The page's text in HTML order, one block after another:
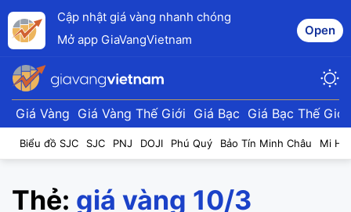
Cập nhật giá vàng nhanh chóng
Mở app GiaVangVietnam
Open
Giá Vàng Giá Vàng Thế Giới Giá Bạc Giá Bạc Thế Giới
Biểu đồ SJC SJC PNJ DOJI Phú Quý Bảo Tín Minh Châu Mi
Thẻ: giá vàng 10/3